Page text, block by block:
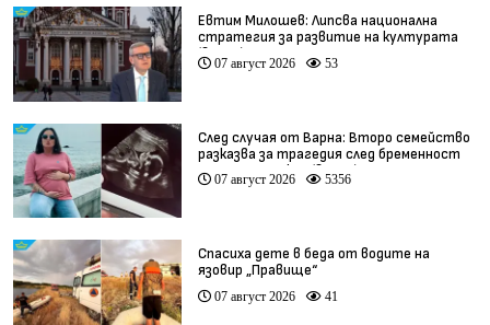
Евтим Милошев: Липсва национална
стратегия за развитие на културата
(видео)
07 август 2026 53
След случая от Варна: Второ семейство
разказва за трагедия след бременност
при същия лекар (видео)
07 август 2026 5356
Спасиха дете в беда от водите на
язовир „Правище“
07 август 2026 41